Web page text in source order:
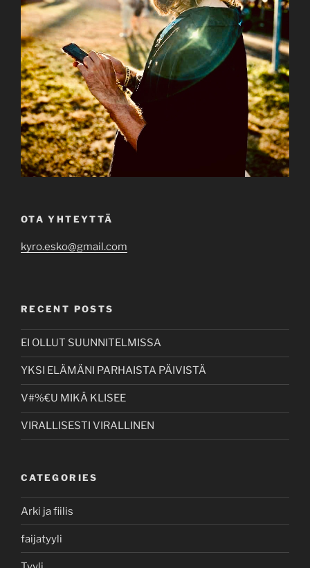
OTA YHTEYTTÄ
kyro.esko@gmail.com
RECENT POSTS
EI OLLUT SUUNNITELMISSA
YKSI ELÄMÄNI PARHAISTA PÄIVISTÄ
V#%€U MIKÄ KLISEE
VIRALLISESTI VIRALLINEN
CATEGORIES
Arki ja fiilis
faijatyyli